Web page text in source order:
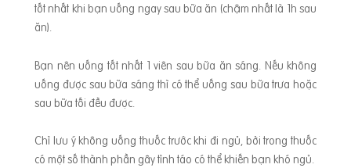
tốt nhất khi bạn uống ngay sau bữa ăn (chậm nhất là 1h sau
ăn).
Bạn nên uống tốt nhất 1 viên sau bữa ăn sáng. Nếu không
uống được sau bữa sáng thì có thể uống sau bữa trưa hoặc
sau bữa tối đều được.
Chỉ lưu ý không uống thuốc trước khi đi ngủ, bởi trong thuốc
có một số thành phần gây tỉnh táo có thể khiến bạn khó ngủ.